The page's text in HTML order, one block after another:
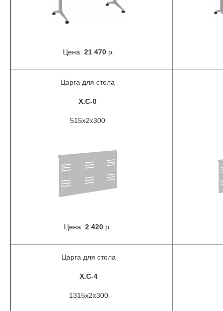
Цена: 21 470р.
Царга для стола
X.C-0
515х2х300
Цена: 2 420 р.
Царга для стола
X.C-4
1315х2х300